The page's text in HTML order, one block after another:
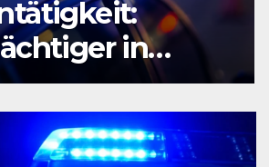
in